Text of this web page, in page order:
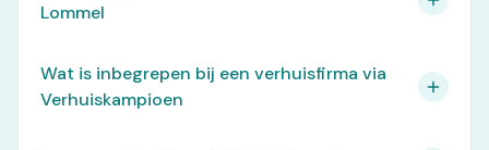
Lommel
Wat is inbegrepen bij een verhuisfirma via
Verhuiskampioen